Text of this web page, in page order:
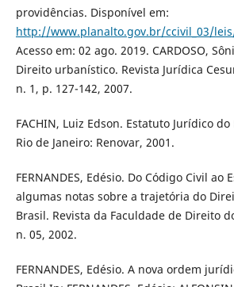
providências. Disponível em:
http://www.planalto.gov.br/ccivil_03/
Acesso em: 02 ago. 2019. CARDOSO,
Direito urbanístico. Revista Jurídica
n. 1, p. 127-142, 2007.
FACHIN, Luiz Edson. Estatuto Jurídico
Rio de Janeiro: Renovar, 2001.
FERNANDES, Edésio. Do Código Civil ao
algumas notas sobre a trajetória do
Brasil. Revista da Faculdade de Direito
n. 05, 2002.
FERNANDES, Edésio. A nova ordem